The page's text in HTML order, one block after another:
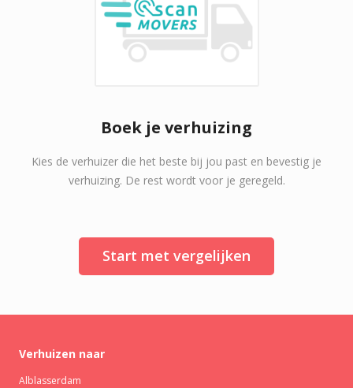
Boek je verhuizing
Kies de verhuizer die het beste bij jou past en bevestig je
verhuizing. De rest wordt voor je geregeld.
Start met vergelijken
Verhuizen naar
Alblasserdam